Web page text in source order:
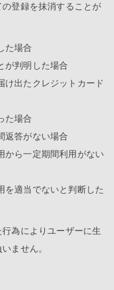
登録を抹消することが
た場合
が判明した場合
け出たクレジットカード
た場合
返答がない場合
から一定期間利用がない
を適当でないと判断した
為によりユーザーに生
ません。